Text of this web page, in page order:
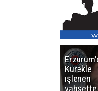
Kürekle
işlenen